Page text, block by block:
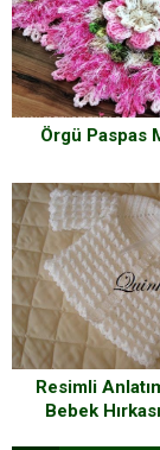
Örgü Paspas
Resimli
Bebek